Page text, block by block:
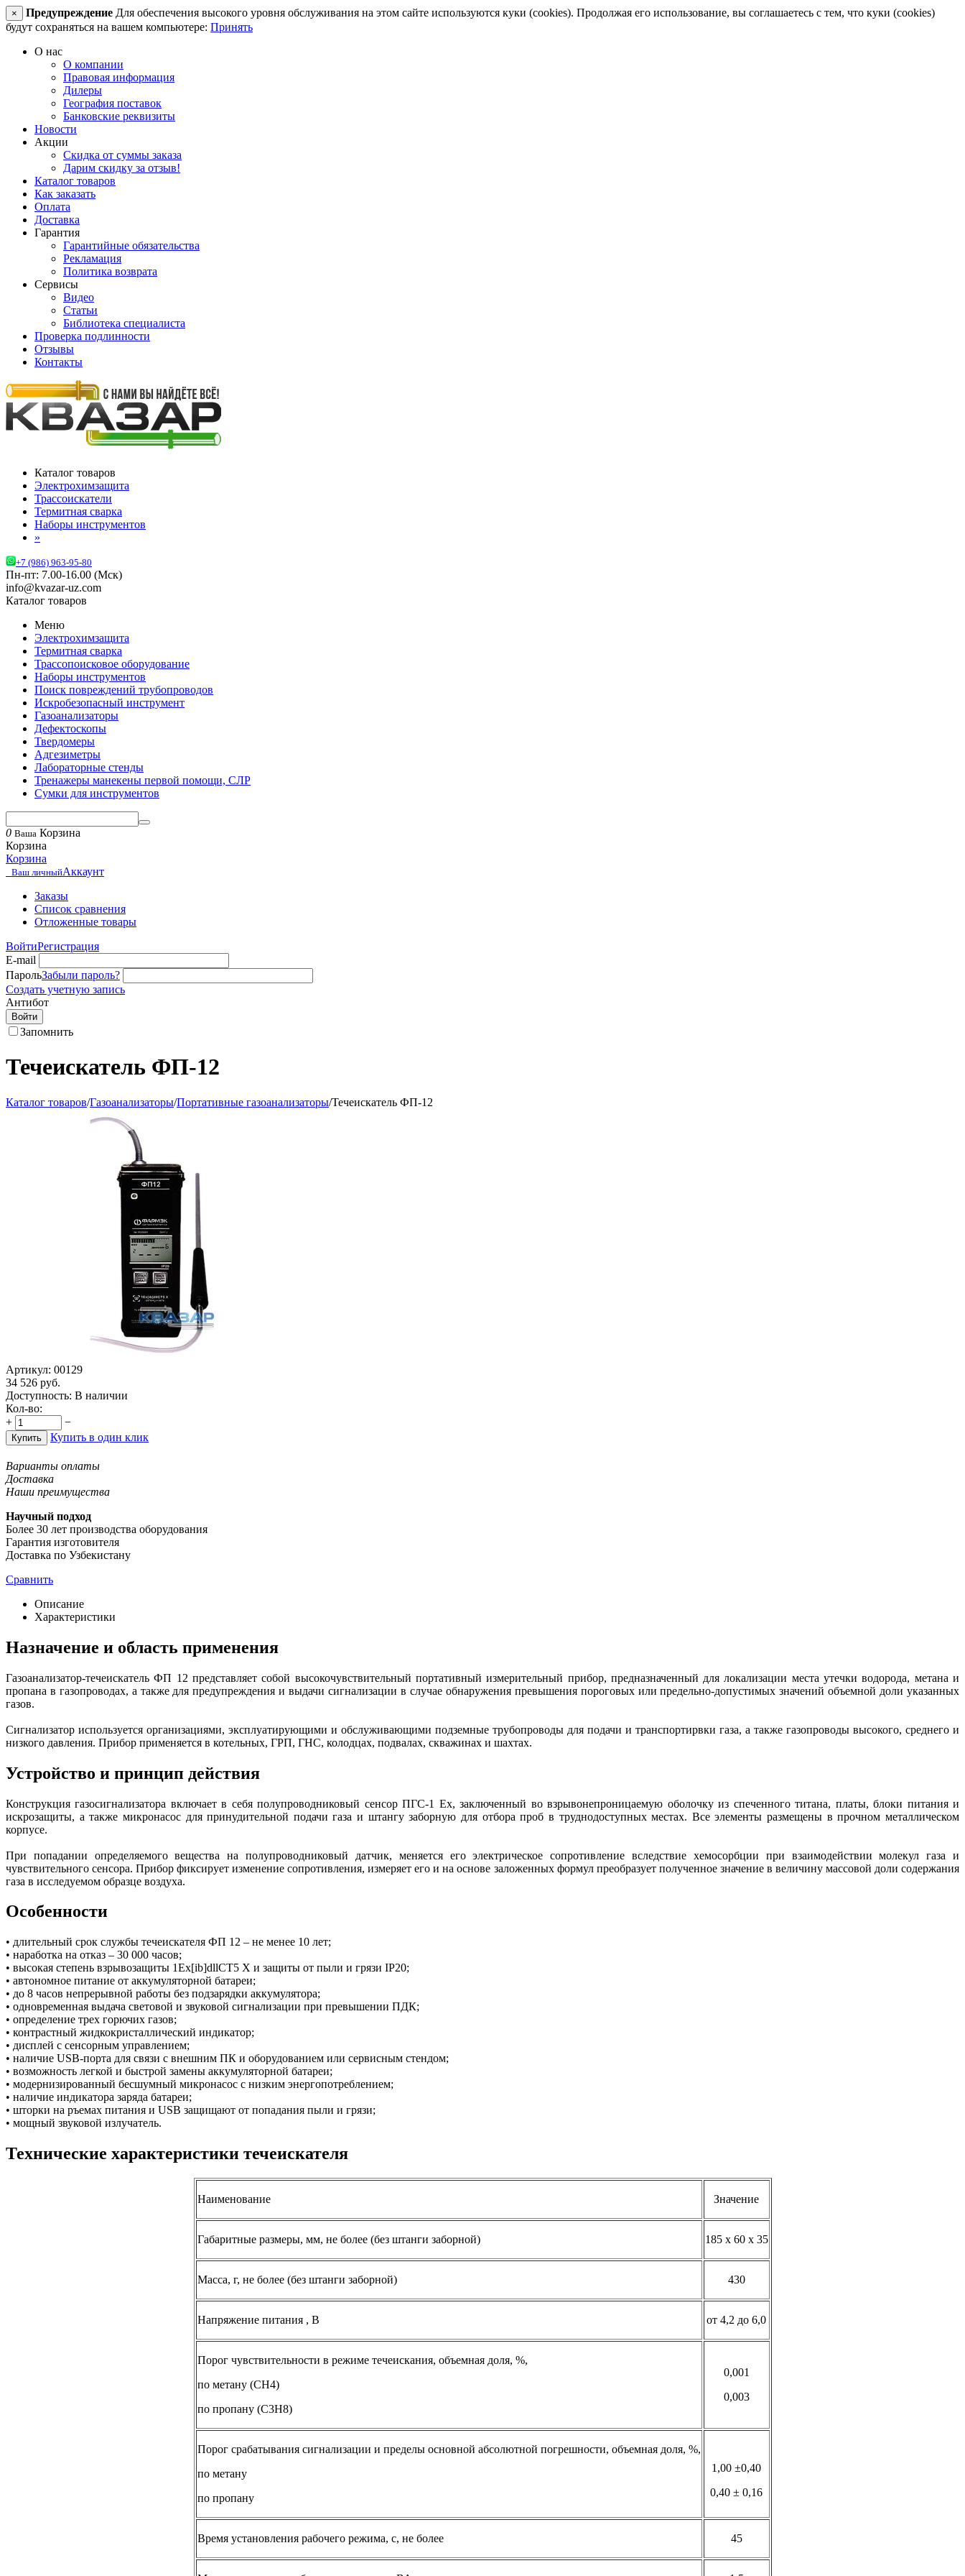
× Предупреждение Для обеспечения высокого уровня обслуживания на этом сайте используются куки (cookies). Продолжая его использование, вы соглашаетесь с тем, что куки (cookies)
будут сохраняться на вашем компьютере: Принять
О нас
О компании
Правовая информация
Дилеры
География поставок
Банковские реквизиты
Новости
Акции
Скидка от суммы заказа
Дарим скидку за отзыв!
Каталог товаров
Как заказать
Оплата
Доставка
Гарантия
Гарантийные обязательства
Рекламация
Политика возврата
Сервисы
Видео
Статьи
Библиотека специалиста
Проверка подлинности
Отзывы
Контакты
Каталог товаров
Электрохимзащита
Трассоискатели
Термитная сварка
Наборы инструментов
»
+7 (986) 963-95-80
Пн-пт: 7.00-16.00 (Мск)
info@kvazar-uz.com
Каталог товаров
Меню
Электрохимзащита
Термитная сварка
Трассопоисковое оборудование
Наборы инструментов
Поиск повреждений трубопроводов
Искробезопасный инструмент
Газоанализаторы
Дефектоскопы
Твердомеры
Адгезиметры
Лабораторные стенды
Тренажеры манекены первой помощи, СЛР
Сумки для инструментов
0 Ваша Корзина
Корзина
Корзина
Ваш личныйАккаунт
Заказы
Список сравнения
Отложенные товары
ВойтиРегистрация
E-mail
ПарольЗабыли пароль?
Создать учетную запись
Антибот
Войти
Запомнить
Течеискатель ФП-12
Каталог товаров/Газоанализаторы/Портативные газоанализаторы/Течеискатель ФП-12
Артикул: 00129
34 526 руб.
Доступность: В наличии
Кол-во:
+
−
Купить Купить в один клик
Варианты оплаты
Доставка
Наши преимущества
Научный подход
Более 30 лет производства оборудования
Гарантия изготовителя
Доставка по Узбекистану
Сравнить
Описание
Характеристики
Назначение и область применения
Газоанализатор-течеискатель ФП 12 представляет собой высокочувствительный портативный измерительный прибор, предназначенный для локализации места утечки водорода, метана и
пропана в газопроводах, а также для предупреждения и выдачи сигнализации в случае обнаружения превышения пороговых или предельно-допустимых значений объемной доли указанных
газов.
Сигнализатор используется организациями, эксплуатирующими и обслуживающими подземные трубопроводы для подачи и транспортирвки газа, а также газопроводы высокого, среднего и
низкого давления. Прибор применяется в котельных, ГРП, ГНС, колодцах, подвалах, скважинах и шахтах.
Устройство и принцип действия
Конструкция газосигнализатора включает в себя полупроводниковый сенсор ПГС-1 Ex, заключенный во взрывонепроницаемую оболочку из спеченного титана, платы, блоки питания и
искрозащиты, а также микронасос для принудительной подачи газа и штангу заборную для отбора проб в труднодоступных местах. Все элементы размещены в прочном металлическом
корпусе.
При попадании определяемого вещества на полупроводниковый датчик, меняется его электрическое сопротивление вследствие хемосорбции при взаимодействии молекул газа и
чувствительного сенсора. Прибор фиксирует изменение сопротивления, измеряет его и на основе заложенных формул преобразует полученное значение в величину массовой доли содержания
газа в исследуемом образце воздуха.
Особенности
• длительный срок службы течеискателя ФП 12 – не менее 10 лет;
• наработка на отказ – 30 000 часов;
• высокая степень взрывозащиты 1Ex[ib]dllCT5 X и защиты от пыли и грязи IP20;
• автономное питание от аккумуляторной батареи;
• до 8 часов непрерывной работы без подзарядки аккумулятора;
• одновременная выдача световой и звуковой сигнализации при превышении ПДК;
• определение трех горючих газов;
• контрастный жидкокристаллический индикатор;
• дисплей с сенсорным управлением;
• наличие USB-порта для связи с внешним ПК и оборудованием или сервисным стендом;
• возможность легкой и быстрой замены аккумуляторной батареи;
• модернизированный бесшумный микронасос с низким энергопотреблением;
• наличие индикатора заряда батареи;
• шторки на ръемах питания и USB защищают от попадания пыли и грязи;
• мощный звуковой излучатель.
Технические характеристики течеискателя
Наименование Значение
Габаритные размеры, мм, не более (без штанги заборной) 185 x 60 x 35
Масса, г, не более (без штанги заборной) 430
Напряжение питания , В от 4,2 до 6,0
Порог чувствительности в режиме течеискания, объемная доля, %,
по метану (СН4)
по пропану (С3Н8)
0,001
0,003
Порог срабатывания сигнализации и пределы основной абсолютной погрешности, объемная доля, %,
по метану
по пропану
1,00 ±0,40
0,40 ± 0,16
Время установления рабочего режима, с, не более 45